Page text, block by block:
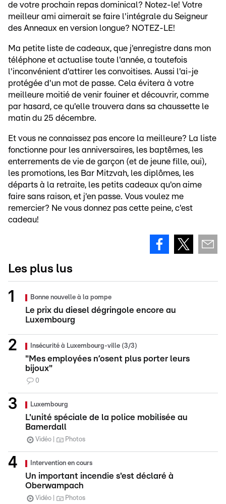
de votre prochain repas dominical? Notez-le! Votre
meilleur ami aimerait se faire l'intégrale du Seigneur
des Anneaux en version longue? NOTEZ-LE!
Ma petite liste de cadeaux, que j'enregistre dans mon
téléphone et actualise toute l'année, a toutefois
l'inconvénient d'attirer les convoitises. Aussi l'ai-je
protégée d'un mot de passe. Cela évitera à votre
meilleure moitié de venir fouiner et découvrir, comme
par hasard, ce qu'elle trouvera dans sa chaussette le
matin du 25 décembre.
Et vous ne connaissez pas encore la meilleure? La liste
fonctionne pour les anniversaires, les baptêmes, les
enterrements de vie de garçon (et de jeune fille, oui),
les promotions, les Bar Mitzvah, les diplômes, les
départs à la retraite, les petits cadeaux qu'on aime
faire sans raison, et j'en passe. Vous voulez me
remercier? Ne vous donnez pas cette peine, c'est
cadeau!
Les plus lus
Bonne nouvelle à la pompe
Le prix du diesel dégringole encore au
Luxembourg
Insécurité à Luxembourg-ville (3/3)
"Mes employées n’osent plus porter leurs
bijoux"
0
Luxembourg
L'unité spéciale de la police mobilisée au
Bamerdall
Vidéo Photos
Intervention en cours
Un important incendie s'est déclaré à
Oberwampach
Vidéo Photos